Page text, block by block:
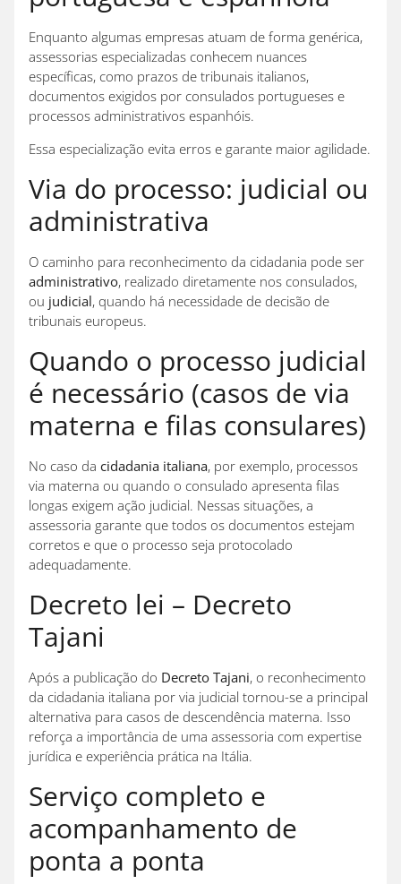
Enquanto algumas empresas atuam de forma genérica,
assessorias especializadas conhecem nuances
específicas, como prazos de tribunais italianos,
documentos exigidos por consulados portugueses e
processos administrativos espanhóis.
Essa especialização evita erros e garante maior agilidade.
Via do processo: judicial ou
administrativa
O caminho para reconhecimento da cidadania pode ser
administrativo, realizado diretamente nos consulados,
ou judicial, quando há necessidade de decisão de
tribunais europeus.
Quando o processo judicial
é necessário (casos de via
materna e filas consulares)
No caso da cidadania italiana, por exemplo, processos
via materna ou quando o consulado apresenta filas
longas exigem ação judicial. Nessas situações, a
assessoria garante que todos os documentos estejam
corretos e que o processo seja protocolado
adequadamente.
Decreto lei – Decreto
Tajani
Após a publicação do Decreto Tajani, o reconhecimento
da cidadania italiana por via judicial tornou-se a principal
alternativa para casos de descendência materna. Isso
reforça a importância de uma assessoria com expertise
jurídica e experiência prática na Itália.
Serviço completo e
acompanhamento de
ponta a ponta